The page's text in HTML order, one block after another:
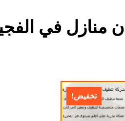
منازل في
تخفيض!